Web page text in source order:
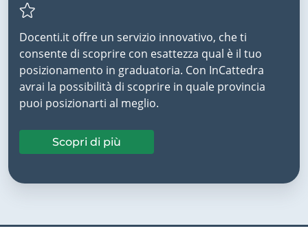
Docenti.it offre un servizio innovativo, che ti
consente di scoprire con esattezza qual è il tuo
posizionamento in graduatoria. Con InCattedra
avrai la possibilità di scoprire in quale provincia
puoi posizionarti al meglio.
Scopri di più